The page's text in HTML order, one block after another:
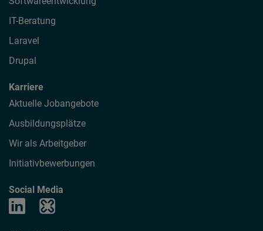
IT-Beratung
Laravel
Drupal
Karriere
Aktuelle Jobangebote
Ausbildungsplätze
Wir als Arbeitgeber
Initiativbewerbungen
Social Media